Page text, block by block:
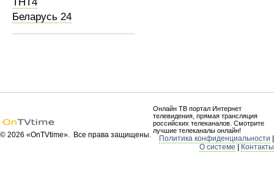
Беларусь 24
© 2026 «OnTVtime». Все права защищены.
Онлайн ТВ портал Интернет
телевидения, прямая трансляция
российских телеканалов. Смотрите
лучшие телеканалы онлайн!
Политика конфиденциальности
О системе
Контакты